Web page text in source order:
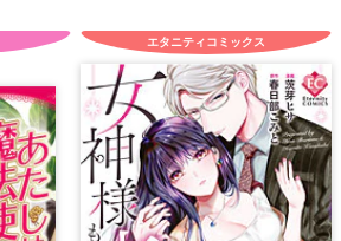
エタニティコミックス